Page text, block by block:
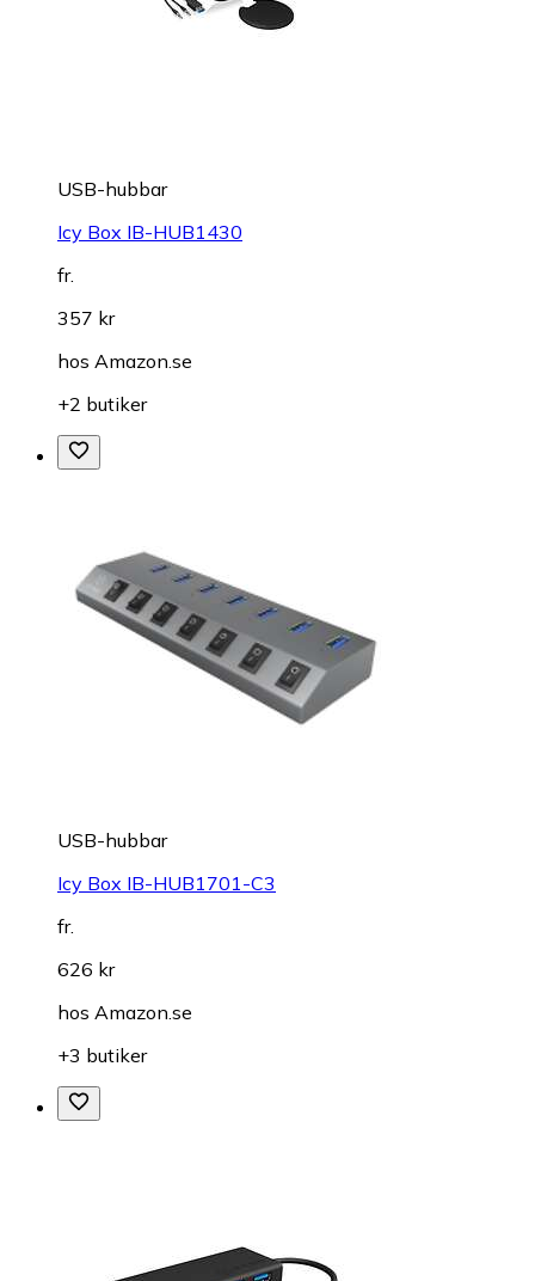
USB-hubbar
Icy Box IB-HUB1430
fr.
357 kr
hos Amazon.se
+2 butiker
USB-hubbar
Icy Box IB-HUB1701-C3
fr.
626 kr
hos Amazon.se
+3 butiker